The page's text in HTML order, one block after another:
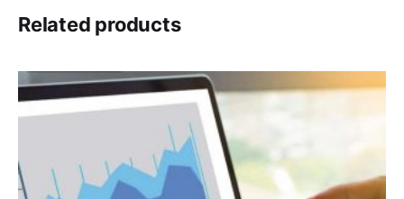
Name
Related products